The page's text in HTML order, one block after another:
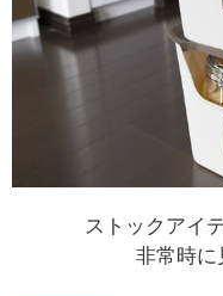
ストックアイ
非常時に